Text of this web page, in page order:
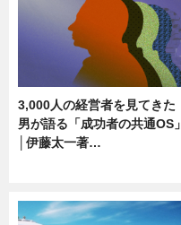
3,000人の経営者を見てきた
男が語る「成功者の共通OS」
│伊藤太一著…